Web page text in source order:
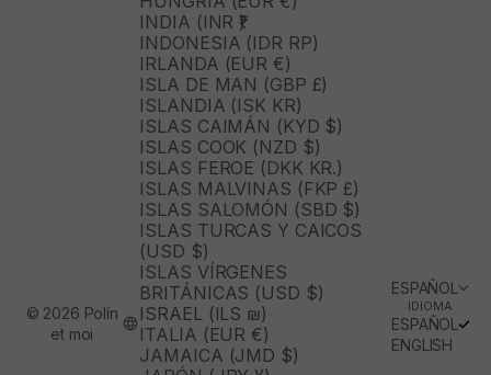
INDIA (INR ₹)
INDONESIA (IDR RP)
IRLANDA (EUR €)
ISLA DE MAN (GBP £)
ISLANDIA (ISK KR)
ISLAS CAIMÁN (KYD $)
ISLAS COOK (NZD $)
ISLAS FEROE (DKK KR.)
ISLAS MALVINAS (FKP £)
ISLAS SALOMÓN (SBD $)
ISLAS TURCAS Y CAICOS
(USD $)
ISLAS VÍRGENES
BRITÁNICAS (USD $)
ISRAEL (ILS ₪)
ITALIA (EUR €)
JAMAICA (JMD $)
ESPAÑOL
IDIOMA
ESPAÑOL
ENGLISH
© 2026 Polín
et moi